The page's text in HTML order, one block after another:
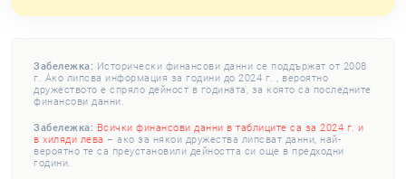
Забележка: Исторически финансови данни се поддържат от 2008
г. Ако липсва информация за години до 2024 г. , вероятно
дружеството е спряло дейност в годината, за която са последните
финансови данни.
Забележка: Всички финансови данни в таблиците са за 2024 г. и
в хиляди лева – ако за някои дружества липсват данни, най-
вероятно те са преустановили дейността си още в предходни
години.